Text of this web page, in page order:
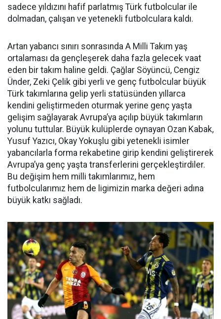
sadece yıldızını hafif parlatmış Türk futbolcular ile
dolmadan, çalışan ve yetenekli futbolculara kaldı.
Artan yabancı sınırı sonrasında A Milli Takım yaş
ortalaması da gençleşerek daha fazla gelecek vaat
eden bir takım haline geldi. Çağlar Söyüncü, Cengiz
Ünder, Zeki Çelik gibi yerli ve genç futbolcular büyük
Türk takımlarına gelip yerli statüsünden yıllarca
kendini geliştirmeden oturmak yerine genç yaşta
gelişim sağlayarak Avrupa’ya açılıp büyük takımların
yolunu tuttular. Büyük kulüplerde oynayan Ozan Kabak,
Yusuf Yazıcı, Okay Yokuşlu gibi yetenekli isimler
yabancılarla forma rekabetine girip kendini geliştirerek
Avrupa’ya genç yaşta transferlerini gerçekleştirdiler.
Bu değişim hem milli takımlarımız, hem
futbolcularımız hem de ligimizin marka değeri adına
büyük katkı sağladı.